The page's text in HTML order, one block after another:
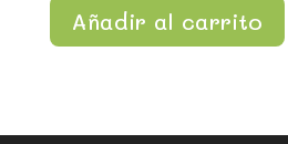
Añadir al carrito